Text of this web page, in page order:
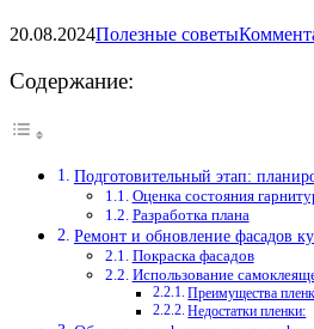
20.08.2024Полезные советы
Содержание:
Подготовительный этап:
Оценка состояния
Разработка плана
Ремонт и обновление фасадов
Покраска фасадов
Использование
Преимущества
Недостатки пленки: